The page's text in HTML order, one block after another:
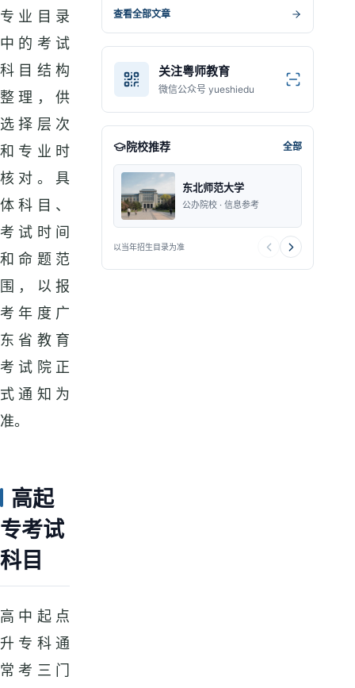
专业目录
中的考试
科目结构
整理，供
选择层次
和专业时
核对。具
体科目、
考试时间
和命题范
围，以报
考年度广
东省教育
考试院正
式通知为
准。
高起
专考试
科目
高中起点
升专科通
常考三门
查看全部文章
关注粤师教育
微信公众号 yueshiedu
院校推荐 全部
东北师范大学
公办院校 · 信息参考
以当年招生目录为准